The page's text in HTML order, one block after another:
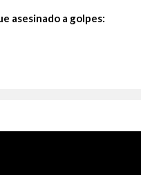
asesinado a golpes: